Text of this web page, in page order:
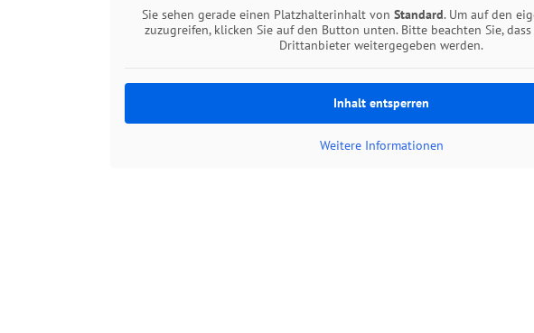
Sie sehen gerade einen Platzhalterinhalt von Standard. Um auf den
zuzugreifen, klicken Sie auf den Button unten. Bitte beachten Sie,
Drittanbieter weitergegeben werden.
Inhalt entsperren
Weitere Informationen